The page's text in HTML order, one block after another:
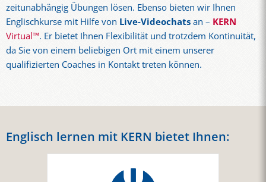
zeitunabhängig Übungen lösen. Ebenso bieten wir Ihnen
Englischkurse mit Hilfe von Live-Videochatsan – KERN
Virtual™. Er bietet Ihnen Flexibilität und trotzdem Kontinuität,
da Sie von einem beliebigen Ort mit einem unserer
qualifizierten Coaches in Kontakt treten können.
Englisch lernen mit KERN bietet Ihnen: